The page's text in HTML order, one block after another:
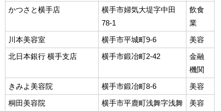
かつさと横手店
横手市婦気大堤字中田
78-1
飲食
業
川本美容室
横手市平城町9-6
美容
北日本銀行 横手支店
横手市鍛冶町2-42
金融
機関
きみよ美容院
横手市鍛冶町8-6
美容
桐田美容院
横手市平鹿町浅舞字浅舞
美容